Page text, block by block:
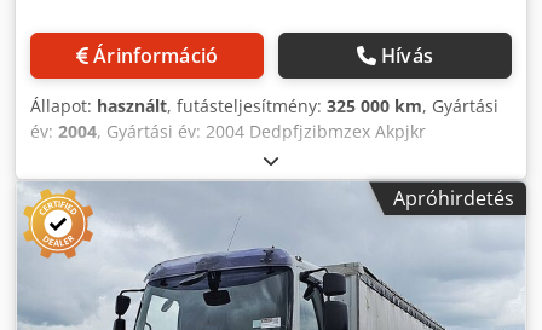
Árinformáció Hívás
Állapot: használt, futásteljesítmény: 325 000 km, Gyártási
év: 2004, Gyártási év: 2004 Dedpfjzibmzex Akpjkr
Apróhirdetés